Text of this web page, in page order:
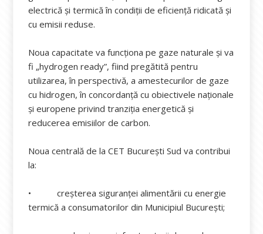
electrică și termică în condiții de eficiență ridicată și
cu emisii reduse.
Noua capacitate va funcționa pe gaze naturale și va
fi „hydrogen ready”, fiind pregătită pentru
utilizarea, în perspectivă, a amestecurilor de gaze
cu hidrogen, în concordanță cu obiectivele naționale
și europene privind tranziția energetică și
reducerea emisiilor de carbon.
Noua centrală de la CET București Sud va contribui
la:
• creșterea siguranței alimentării cu energie
termică a consumatorilor din Municipiul București;